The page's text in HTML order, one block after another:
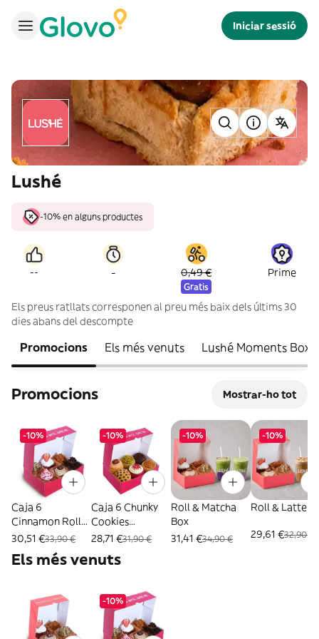
Iniciar sessió
Lushé
-10% en alguns productes
-- - 0,49 €
Gratis
Prime
Els preus ratllats corresponen al preu més baix dels últims 30
dies abans del descompte
Promocions Els més venuts Lushé Moments Box
Promocions Mostrar-ho tot
-10%
Caja 6
Cinnamon Rolls
Artesanales
30,51 €33,90 €
-10%
Caja 6 Chunky
Cookies
Artesanales
28,71 €31,90 €
-10%
Roll & Matcha
Box
31,41 €34,90 €
-10%
Roll & Latte
29,61 €32,90 €
Els més venuts
-10%